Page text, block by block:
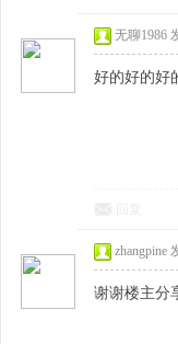
无聊1986
好的好的好
zhangpine
谢谢楼主分